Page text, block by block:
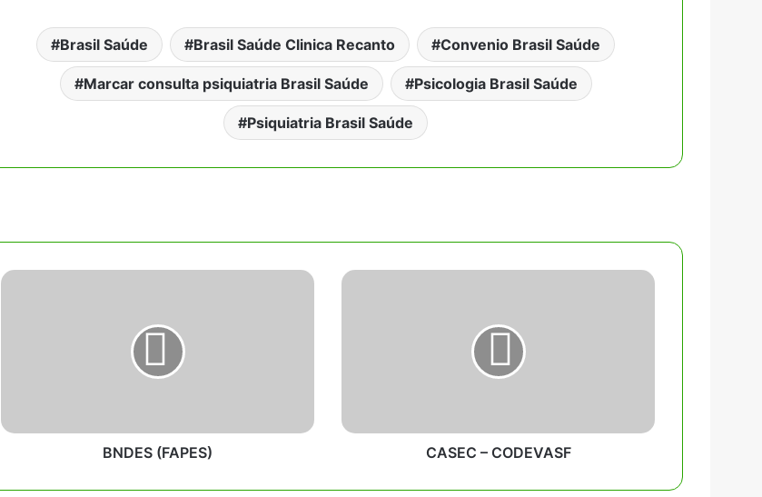
Brasil Saúde Brasil Saúde Clinica Recanto Convenio Brasil Saúde
Marcar consulta psiquiatria Brasil Saúde Psicologia Brasil Saúde
Psiquiatria Brasil Saúde
B
P
)
BNDES (FAPES)
C
D
A
CASEC – CODEVASF